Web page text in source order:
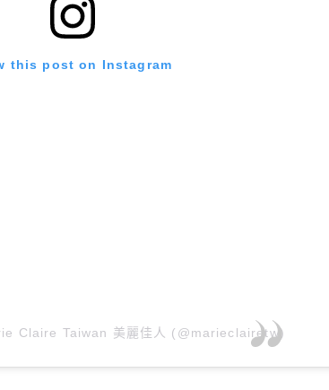
this post on Instagram
Claire Taiwan 美麗佳人 (@marieclairetw)